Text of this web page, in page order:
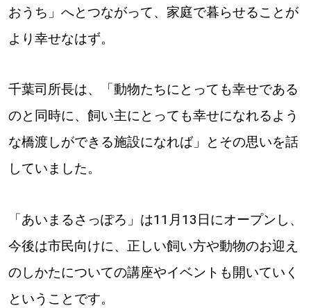
おうち」へとつながって、家庭で暮らせることが
より幸せなはず。
千葉司所長は、「動物たちにとっても幸せである
のと同時に、飼い主にとっても幸せになれるよう
な橋渡しができる施設になれば」とその思いを話
していました。
「あいまるさっぽろ」は11月13日にオープンし、
今後は市民向けに、正しい飼い方や動物のお迎え
のしかたについての講座やイベントも開いていく
ということです。